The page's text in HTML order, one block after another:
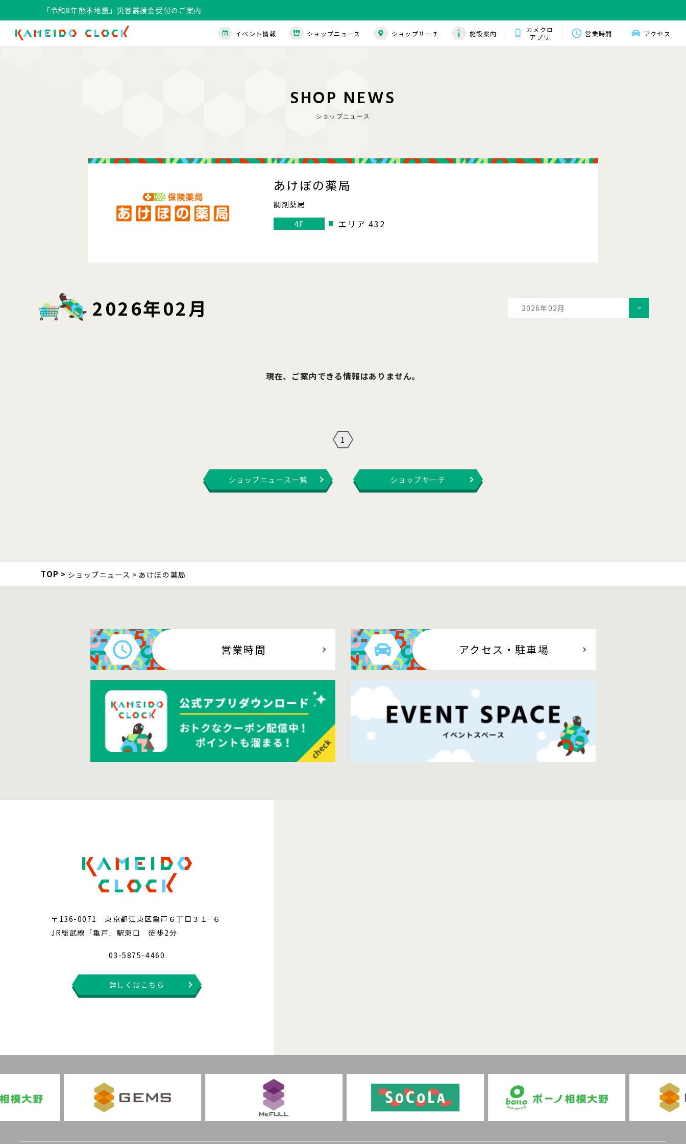
「令和8年熊本地震」災害義援金受付のご案内
イベント情報 ショップニュース ショップサーチ 施設案内
カメクロ
アプリ
営業時間 アクセス
SHOP NEWS
ショップニュース
あけぼの薬局
調剤薬局
4F
エリア 432
2026年02月
2026年02月
現在、ご案内できる情報はありません。
1
ショップニュース一覧 ショップサーチ
TOP ショップニュース あけぼの薬局
営業時間 アクセス ・駐車場
〒136-0071 東京都江東区亀戸６丁目３１−６
JR総武線「亀戸」駅東口 徒歩2分
03-5875-4460
詳しくはこちら